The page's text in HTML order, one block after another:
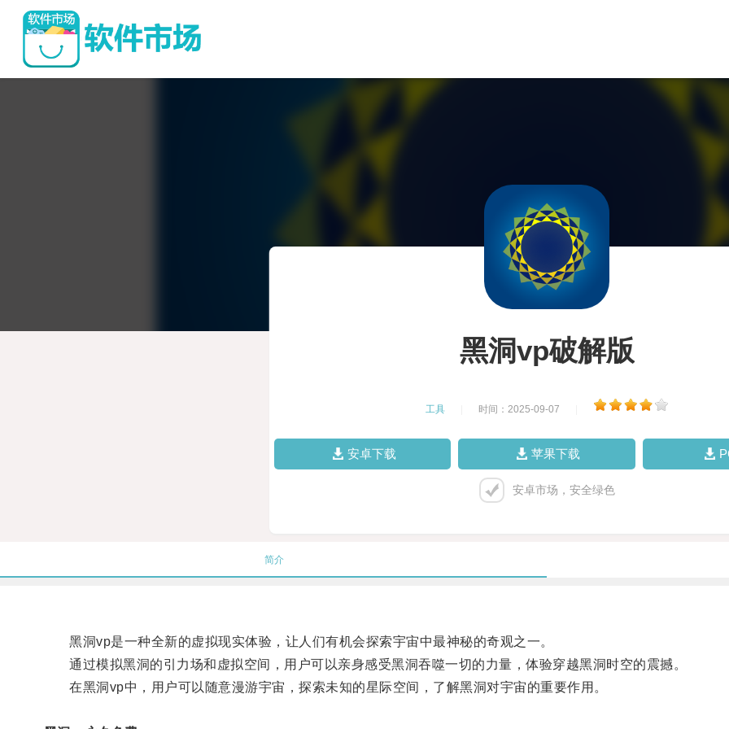
黑洞vp破解版
工具 时间：2025-09-07
安卓下载 苹果下载
安卓市场，安全绿色
简介
黑洞vp是一种全新的虚拟现实体验，让人们有机会探索宇宙中最神秘的奇观之一。
通过模拟黑洞的引力场和虚拟空间，用户可以亲身感受黑洞吞噬一切的力量，体验穿越黑洞时空的震撼。
在黑洞vp中，用户可以随意漫游宇宙，探索未知的星际空间，了解黑洞对宇宙的重要作用。